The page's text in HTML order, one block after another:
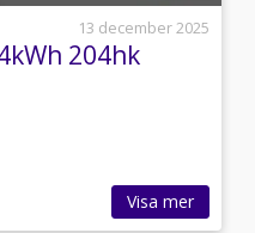
13 december 2025
204hk
Visa mer